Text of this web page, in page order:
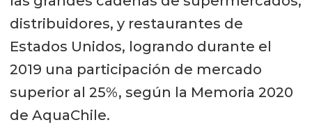
distribuidores, y restaurantes de
Estados Unidos, logrando durante el
2019 una participación de mercado
superior al 25%, según la Memoria 2020
de AquaChile.